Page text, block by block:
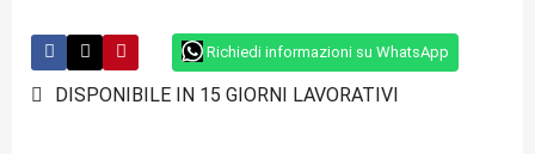
Richiedi informazioni su WhatsApp
DISPONIBILE IN 15 GIORNI LAVORATIVI